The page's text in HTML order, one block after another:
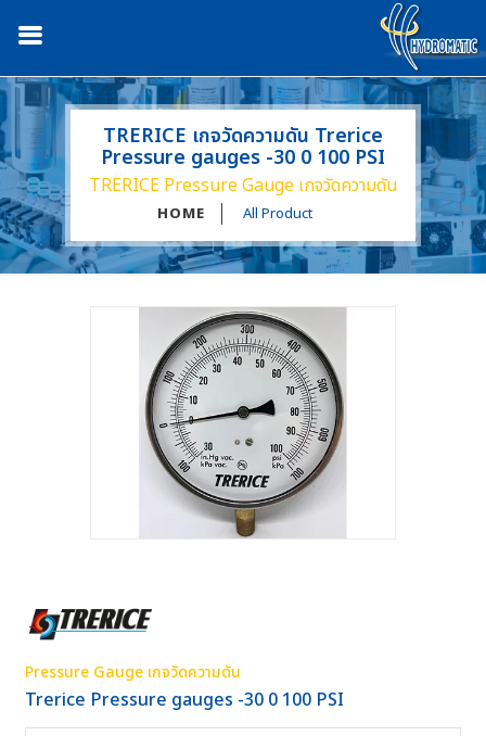
TRERICE เกจวัดความดัน Trerice
Pressure gauges -30 0 100 PSI
TRERICE Pressure Gauge เกจวัดความดัน
HOME All Product
Pressure Gauge เกจวัดความดัน
Trerice Pressure gauges -30 0 100 PSI